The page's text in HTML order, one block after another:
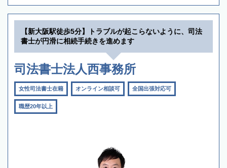
【新大阪駅徒歩5分】トラブルが起こらないように、司法
書士が円滑に相続手続きを進めます
司法書士法人西事務所
女性司法書士在籍 オンライン相談可 全国出張対応可
職歴20年以上